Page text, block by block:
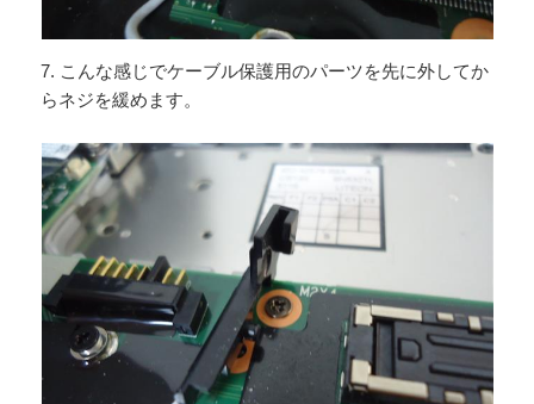
7. こんな感じでケーブル保護用のパーツを先に外してか
らネジを緩めます。